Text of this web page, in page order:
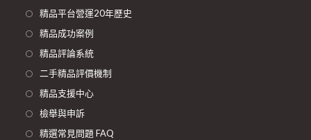
精品平台營運20年歷史
精品成功案例
精品評論系統
二手精品評價機制
精品支援中心
檢舉與申訴
精選常見問題 FAQ